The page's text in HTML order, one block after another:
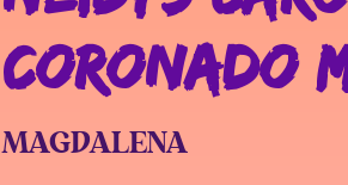
CORONADO
MAGDALENA